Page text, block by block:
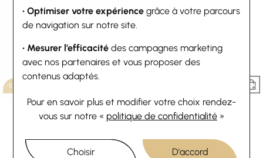
• Optimiser votre expérience grâce à votre parcours
de navigation sur notre site.
• Mesurer l’efficacité des campagnes marketing
avec nos partenaires et vous proposer des
contenus adaptés.
Pour en savoir plus et modifier votre choix rendez-
vous sur notre « politique de confidentialité »
Choisir D'accord
-10%
HERBELIN
Montre HERBELIN Cap Camarat
Ou
135.00€ sans frais
HERBELIN
Montre HERBELIN Ve Avenue
4x sans frais